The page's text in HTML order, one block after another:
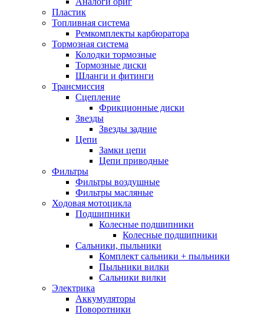
Пластик
Топливная система
Ремкомплекты карбюратора
Тормозная система
Колодки тормозные
Тормозные диски
Шланги и фитинги
Трансмиссия
Cцепление
Фрикционные диски
Звезды
Звезды задние
Цепи
Замки цепи
Цепи приводные
Фильтры
Фильтры воздушные
Фильтры масляные
Ходовая мотоцикла
Подшипники
Колесные подшипники
Колесные подшипники
Сальники, пыльники
Комплект сальники + пыльники
Пыльники вилки
Сальники вилки
Электрика
Аккумуляторы
Поворотники